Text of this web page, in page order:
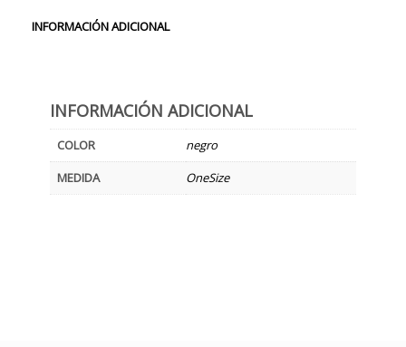
INFORMACIÓN ADICIONAL
INFORMACIÓN ADICIONAL
COLOR
negro
MEDIDA
OneSize